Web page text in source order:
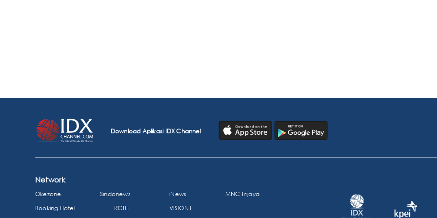
Download Aplikasi IDX Channel
Network
Okezone Sindonews iNews
MNC Trijaya
Booking Hotel
RCTI+ VISION+